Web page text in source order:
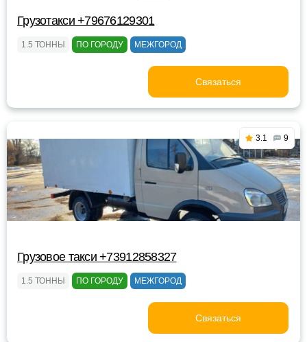
Грузотакси +79676129301
1.5 ТОННЫ ПО ГОРОДУ МЕЖГОРОД
Связаться
3.1 9
Грузовое такси +73912858327
1.5 ТОННЫ ПО ГОРОДУ МЕЖГОРОД
Связаться